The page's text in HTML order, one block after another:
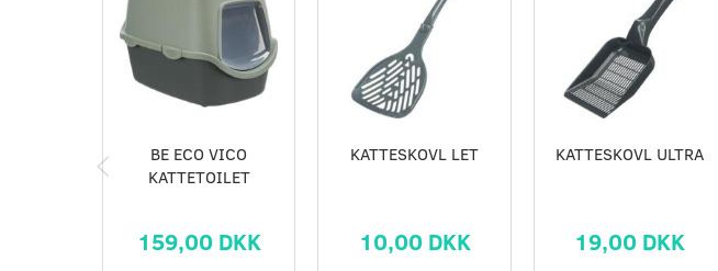
BE ECO VICO
KATTETOILET
159,00 DKK
KATTESKOVL LET
10,00 DKK
KATTESKOVL ULTRA
19,00 DKK